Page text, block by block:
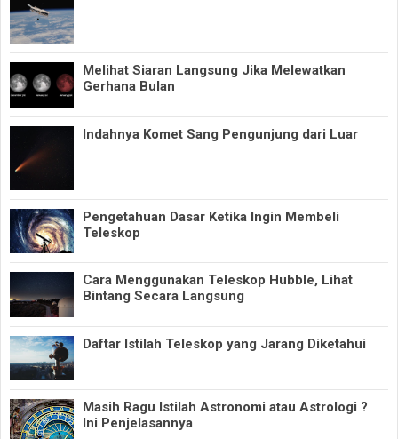
Melihat Siaran Langsung Jika Melewatkan
Gerhana Bulan
Indahnya Komet Sang Pengunjung dari Luar
Pengetahuan Dasar Ketika Ingin Membeli
Teleskop
Cara Menggunakan Teleskop Hubble, Lihat
Bintang Secara Langsung
Daftar Istilah Teleskop yang Jarang Diketahui
Masih Ragu Istilah Astronomi atau Astrologi ?
Ini Penjelasannya